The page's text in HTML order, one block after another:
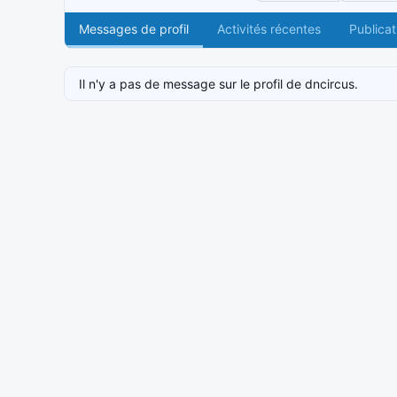
Messages de profil Activités récentes
Il n'y a pas de message sur le profil de dncircus.